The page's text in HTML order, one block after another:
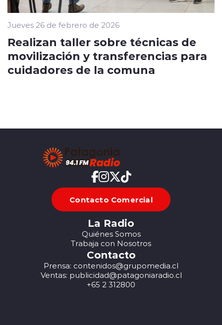
Jueves 26 de febrero de 2026
Realizan taller sobre técnicas de
movilización y transferencias para
cuidadores de la comuna
Contacto Comercial
La Radio
Quiénes Somos
Trabaja con Nosotros
Contacto
Prensa: contenidos@grupomedia.cl
Ventas: publicidad@patagoniaradio.cl
+65 2 312800